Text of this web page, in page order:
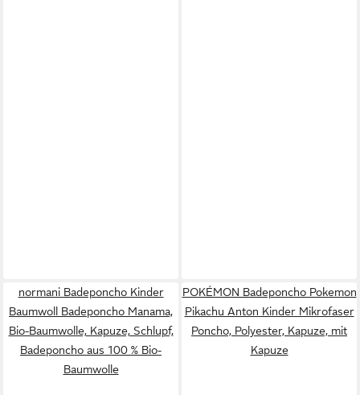
normani Badeponcho Kinder
Baumwoll Badeponcho Manama,
Bio-Baumwolle, Kapuze, Schlupf,
Badeponcho aus 100 % Bio-
Baumwolle
POKÉMON Badeponcho Pokemon
Pikachu Anton Kinder Mikrofaser
Poncho, Polyester, Kapuze, mit
Kapuze